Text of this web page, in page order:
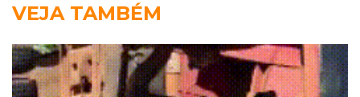
VEJA TAMBÉM